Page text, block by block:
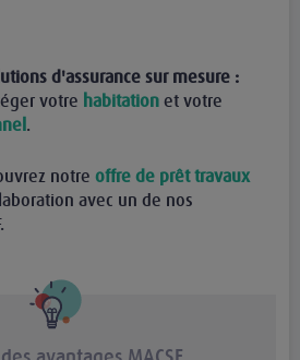
d'assurance sur mesure :
votre habitation et votre
.
notre offre de prêt travaux
avec un de nos